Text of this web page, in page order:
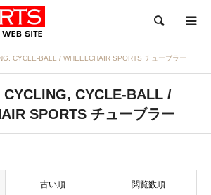
検索
CYCLE-BALL / WHEELCHAIR SPORTS チューブラー
CYCLING, CYCLE-BALL /
SPORTS チューブラー
古い順 閲覧数順